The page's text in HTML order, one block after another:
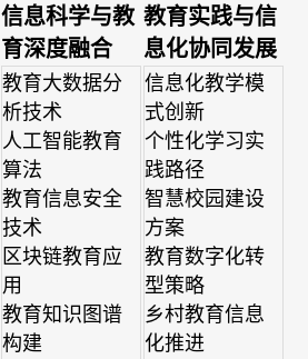
信息科学与教
育深度融合
教育实践与信
息化协同发展
教育大数据分
析技术
人工智能教育
算法
教育信息安全
技术
区块链教育应
用
教育知识图谱
构建
信息化教学模
式创新
个性化学习实
践路径
智慧校园建设
方案
教育数字化转
型策略
乡村教育信息
化推进